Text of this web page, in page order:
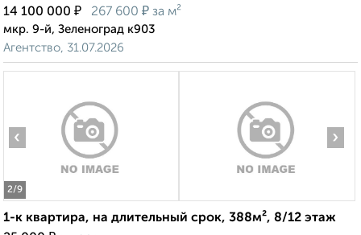
14 100 000 ₽ 267 600 ₽ за м²
мкр. 9-й, Зеленоград к903
Агентство, 31.07.2026
2/9
‹ ›
1-к квартира, на длительный срок, 388м², 8/12 этаж